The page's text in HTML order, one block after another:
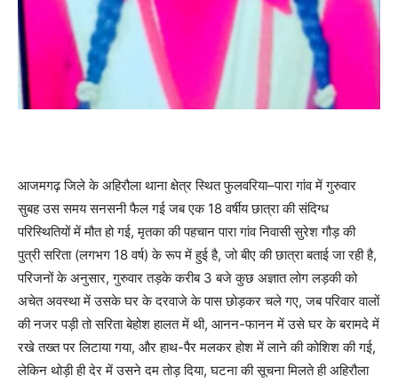
आजमगढ़ जिले के अहिरौला थाना क्षेत्र स्थित फुलवरिया–पारा गांव में गुरुवार
सुबह उस समय सनसनी फैल गई जब एक 18 वर्षीय छात्रा की संदिग्ध
परिस्थितियों में मौत हो गई, मृतका की पहचान पारा गांव निवासी सुरेश गौड़ की
पुत्री सरिता (लगभग 18 वर्ष) के रूप में हुई है, जो बीए की छात्रा बताई जा रही है,
परिजनों के अनुसार, गुरुवार तड़के करीब 3 बजे कुछ अज्ञात लोग लड़की को
अचेत अवस्था में उसके घर के दरवाजे के पास छोड़कर चले गए, जब परिवार वालों
की नजर पड़ी तो सरिता बेहोश हालत में थी, आनन-फानन में उसे घर के बरामदे में
रखे तख्त पर लिटाया गया, और हाथ-पैर मलकर होश में लाने की कोशिश की गई,
लेकिन थोड़ी ही देर में उसने दम तोड़ दिया, घटना की सूचना मिलते ही अहिरौला